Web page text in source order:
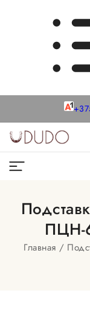
ПЦН-
Главная